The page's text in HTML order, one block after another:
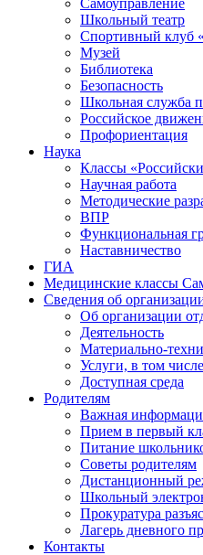
Самоуправление
Школьный театр
Спортивный клуб
Музей
Библиотека
Безопасность
Школьная служба
Российское
Профориентация
Наука
Классы
Научная работа
Методические
ВПР
Функциональная
Наставничество
ГИА
Медицинские классы
Сведения об
Об организации
Деятельность
Материально-
Услуги, в том
Доступная среда
Родителям
Важная
Прием в первый
Питание
Советы родителям
Дистанционный
Школьный
Прокуратура
Лагерь дневного
Контакты